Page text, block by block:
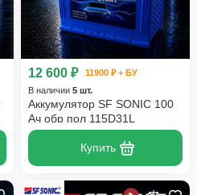
12 600 ₽
11900 ₽ + БУ
В наличии 5 шт.
Аккумулятор SF SONIC 100
Ач обр пол 115D31L
Купить